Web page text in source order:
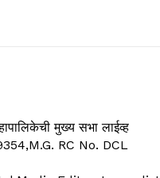
मुख्य सभा लाईव्ह
RC No. DCL